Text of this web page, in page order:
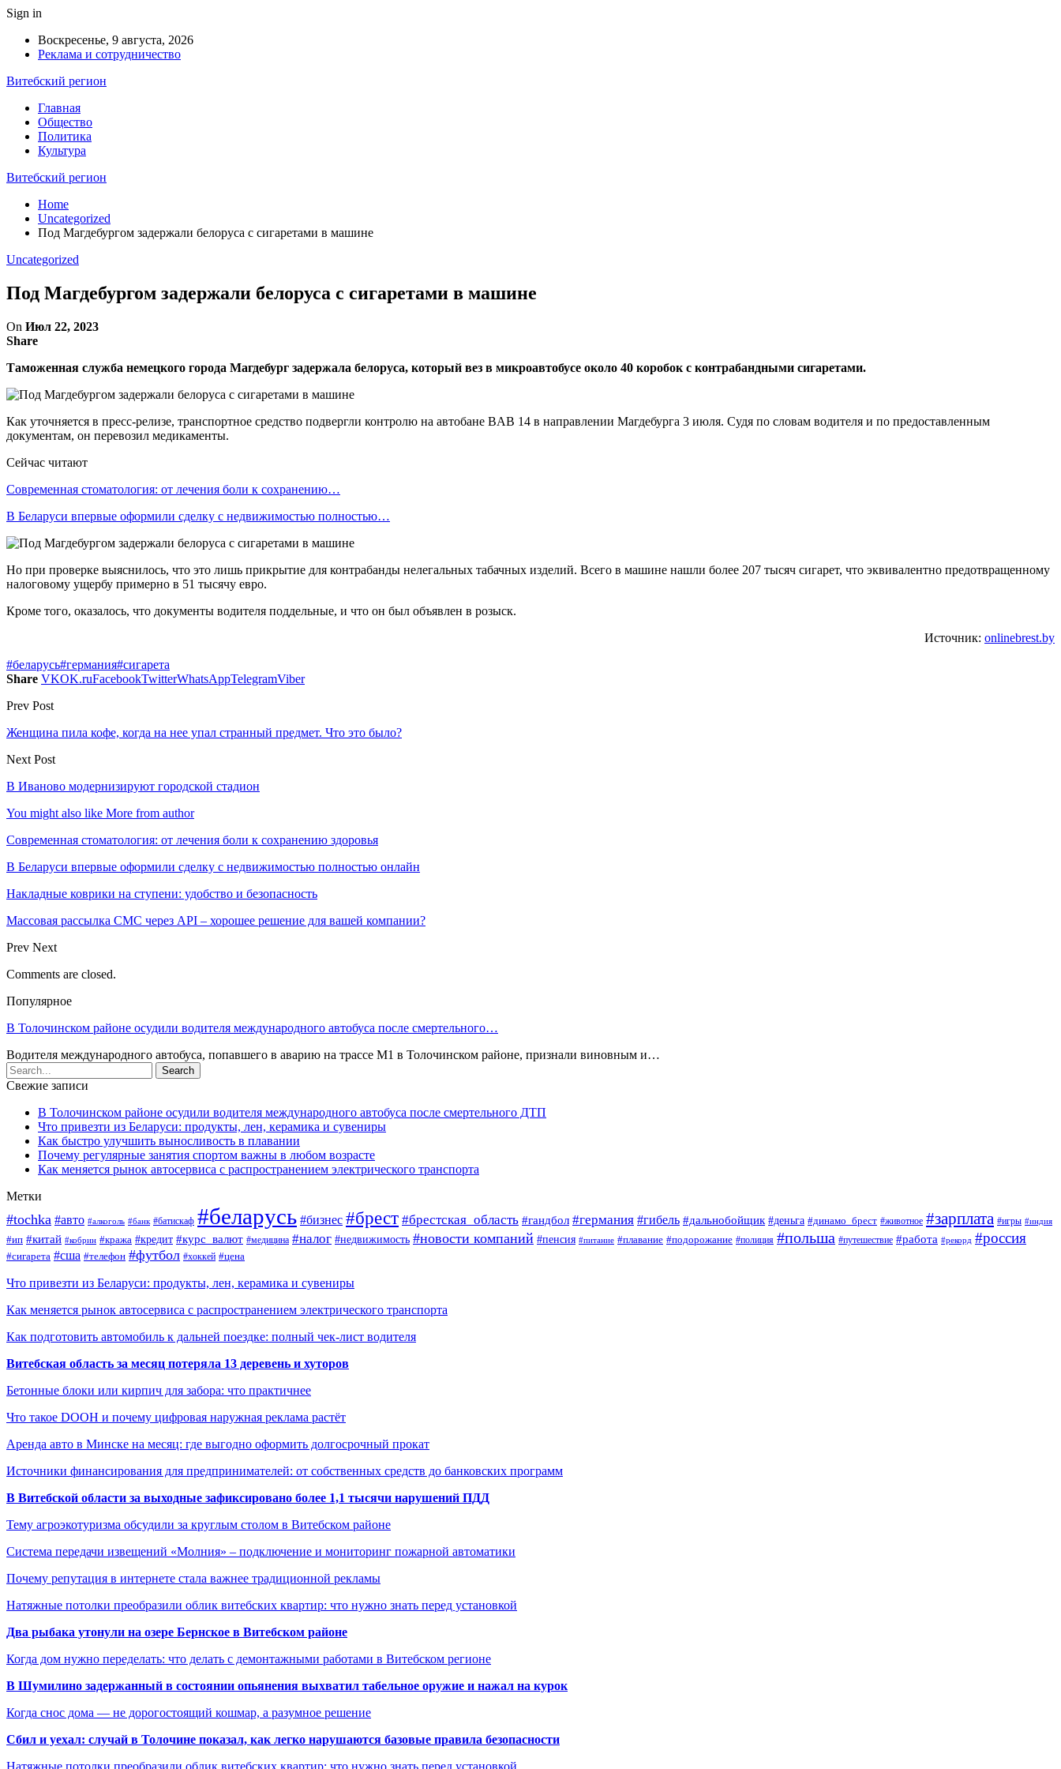
Sign in
Воскресенье, 9 августа, 2026
Реклама и сотрудничество
Витебский регион
Главная
Общество
Политика
Культура
Витебский регион
Home
Uncategorized
Под Магдебургом задержали белоруса с сигаретами в машине
Uncategorized
Под Магдебургом задержали белоруса с сигаретами в машине
On Июл 22, 2023
Share
Таможенная служба немецкого города Магдебург задержала белоруса, который вез в микроавтобусе около 40 коробок с контрабандными сигаретами.
Как уточняется в пресс-релизе, транспортное средство подвергли контролю на автобане BAB 14 в направлении Магдебурга 3 июля. Судя по словам водителя и по предоставленным
документам, он перевозил медикаменты.
Сейчас читают
Современная стоматология: от лечения боли к сохранению…
В Беларуси впервые оформили сделку с недвижимостью полностью…
Но при проверке выяснилось, что это лишь прикрытие для контрабанды нелегальных табачных изделий. Всего в машине нашли более 207 тысяч сигарет, что эквивалентно предотвращенному
налоговому ущербу примерно в 51 тысячу евро.
Кроме того, оказалось, что документы водителя поддельные, и что он был объявлен в розыск.
Источник: onlinebrest.by
#беларусь#германия#сигарета
Share VKOK.ruFacebookTwitterWhatsAppTelegramViber
Prev Post
Женщина пила кофе, когда на нее упал странный предмет. Что это было?
Next Post
В Иваново модернизируют городской стадион
You might also like More from author
Современная стоматология: от лечения боли к сохранению здоровья
В Беларуси впервые оформили сделку с недвижимостью полностью онлайн
Накладные коврики на ступени: удобство и безопасность
Массовая рассылка СМС через API – хорошее решение для вашей компании?
Prev Next
Comments are closed.
Популярное
В Толочинском районе осудили водителя международного автобуса после смертельного…
Водителя международного автобуса, попавшего в аварию на трассе М1 в Толочинском районе, признали виновным и…
Свежие записи
В Толочинском районе осудили водителя международного автобуса после смертельного ДТП
Что привезти из Беларуси: продукты, лен, керамика и сувениры
Как быстро улучшить выносливость в плавании
Почему регулярные занятия спортом важны в любом возрасте
Как меняется рынок автосервиса с распространением электрического транспорта
Метки
#tochka #авто #алкоголь #банк #батискаф #беларусь #бизнес #брест #брестская_область #гандбол #германия #гибель #дальнобойщик #деньга #динамо_брест #животное #зарплата #игры #индия
#ип #китай #кобрин #кража #кредит #курс_валют #медицина #налог #недвижимость #новости компаний #пенсия #питание #плавание #подорожание #полиция #польша #путешествие #работа #рекорд #россия
#сигарета #сша #телефон #футбол #хоккей #цена
Что привезти из Беларуси: продукты, лен, керамика и сувениры
Как меняется рынок автосервиса с распространением электрического транспорта
Как подготовить автомобиль к дальней поездке: полный чек-лист водителя
Витебская область за месяц потеряла 13 деревень и хуторов
Бетонные блоки или кирпич для забора: что практичнее
Что такое DOOH и почему цифровая наружная реклама растёт
Аренда авто в Минске на месяц: где выгодно оформить долгосрочный прокат
Источники финансирования для предпринимателей: от собственных средств до банковских программ
В Витебской области за выходные зафиксировано более 1,1 тысячи нарушений ПДД
Тему агроэкотуризма обсудили за круглым столом в Витебском районе
Система передачи извещений «Молния» – подключение и мониторинг пожарной автоматики
Почему репутация в интернете стала важнее традиционной рекламы
Натяжные потолки преобразили облик витебских квартир: что нужно знать перед установкой
Два рыбака утонули на озере Бернское в Витебском районе
Когда дом нужно переделать: что делать с демонтажными работами в Витебском регионе
В Шумилино задержанный в состоянии опьянения выхватил табельное оружие и нажал на курок
Когда снос дома — не дорогостоящий кошмар, а разумное решение
Сбил и уехал: случай в Толочине показал, как легко нарушаются базовые правила безопасности
Натяжные потолки преобразили облик витебских квартир: что нужно знать перед установкой